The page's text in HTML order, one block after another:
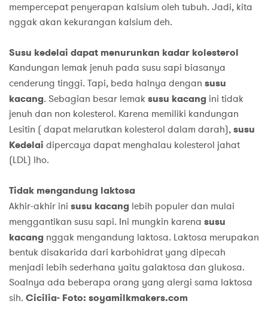
mempercepat penyerapan kalsium oleh tubuh. Jadi, kita
nggak akan kekurangan kalsium deh.
Susu kedelai dapat menurunkan kadar kolesterol
Kandungan lemak jenuh pada susu sapi biasanya
cenderung tinggi. Tapi, beda halnya dengan susu
kacang. Sebagian besar lemak susu kacang ini tidak
jenuh dan non kolesterol. Karena memiliki kandungan
Lesitin ( dapat melarutkan kolesterol dalam darah),susu
Kedelai dipercaya dapat menghalau kolesterol jahat
(LDL) lho.
Tidak mengandung laktosa
Akhir-akhir ini susu kacang lebih populer dan mulai
menggantikan susu sapi. Ini mungkin karena susu
kacang nggak mengandung laktosa. Laktosa merupakan
bentuk disakarida dari karbohidrat yang dipecah
menjadi lebih sederhana yaitu galaktosa dan glukosa.
Soalnya ada beberapa orang yang alergi sama laktosa
sih. Cicilia- Foto: soyamilkmakers.com